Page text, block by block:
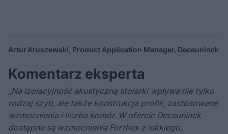
Artur Kruszewski, Product Application Manager, Deceuninck
Komentarz eksperta
„Na izolacyjność akustyczną stolarki wpływa nie tylko
rodzaj szyb, ale także konstrukcja profili, zastosowane
wzmocnienia i liczba komór. W ofercie Deceuninck
dostępne są wzmocnienia Forthex z lekkiego,